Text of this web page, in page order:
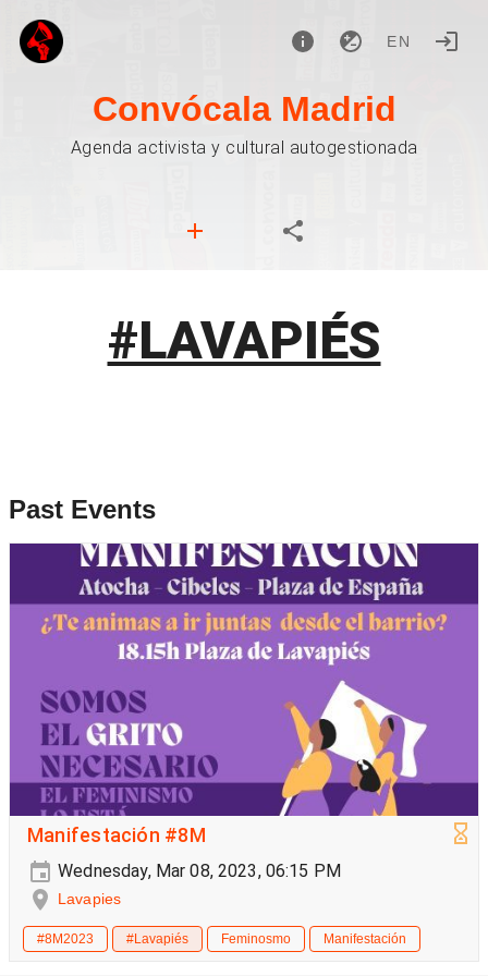
EN
Convócala Madrid
Agenda activista y cultural autogestionada
#LAVAPIÉS
Past Events
Manifestación #8M
Wednesday, Mar 08, 2023, 06:15 PM
Lavapies
#8M2023 #Lavapiés Feminosmo Manifestación